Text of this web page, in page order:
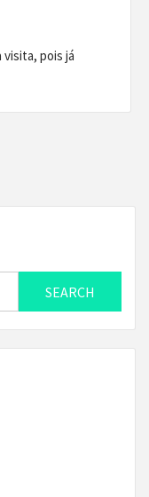
visita, pois já